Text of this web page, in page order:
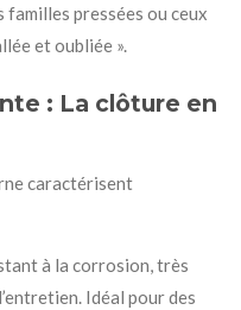
pressées ou ceux
et oubliée ».
: La clôture en
caractérisent
à la corrosion, très
Idéal pour des